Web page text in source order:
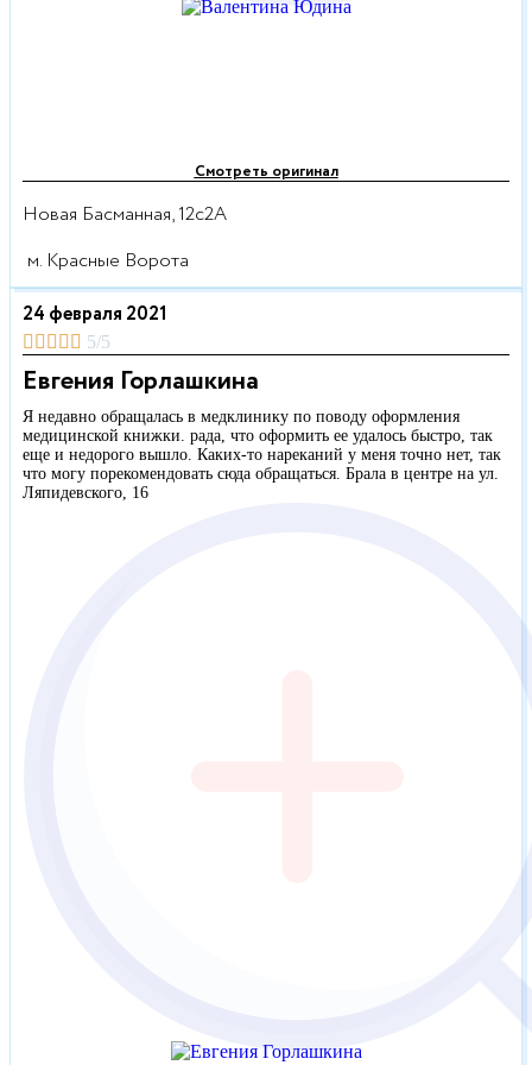
Смотреть оригинал
Новая Басманная, 12с2А
м. Красные Ворота
24 февраля 2021
     5/5
Евгения Горлашкина
Я недавно обращалась в медклинику по поводу оформления
медицинской книжки. рада, что оформить ее удалось быстро, так
еще и недорого вышло. Каких-то нареканий у меня точно нет, так
что могу порекомендовать сюда обращаться. Брала в центре на ул.
Ляпидевского, 16